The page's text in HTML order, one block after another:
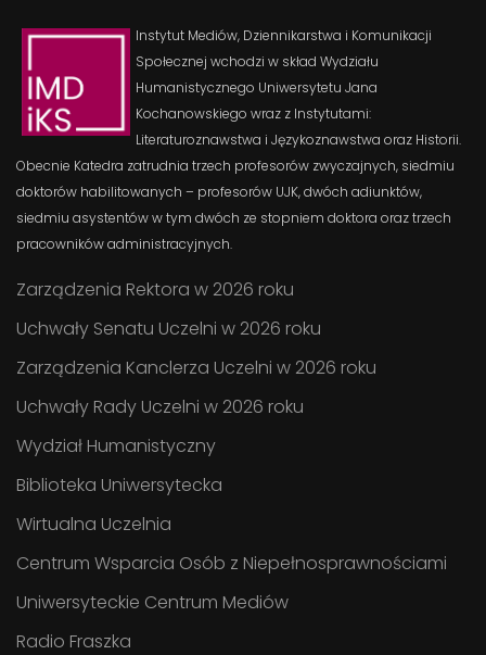
Instytut Mediów, Dziennikarstwa i Komunikacji
Społecznej wchodzi w skład Wydziału
Humanistycznego Uniwersytetu Jana
Kochanowskiego wraz z Instytutami:
Literaturoznawstwa i Językoznawstwa oraz Historii.
Obecnie Katedra zatrudnia trzech profesorów zwyczajnych, siedmiu
doktorów habilitowanych – profesorów UJK, dwóch adiunktów,
siedmiu asystentów w tym dwóch ze stopniem doktora oraz trzech
pracowników administracyjnych.
Zarządzenia Rektora w 2026 roku
Uchwały Senatu Uczelni w 2026 roku
Zarządzenia Kanclerza Uczelni w 2026 roku
Uchwały Rady Uczelni w 2026 roku
Wydział Humanistyczny
Biblioteka Uniwersytecka
Wirtualna Uczelnia
Centrum Wsparcia Osób z Niepełnosprawnościami
Uniwersyteckie Centrum Mediów
Radio Fraszka